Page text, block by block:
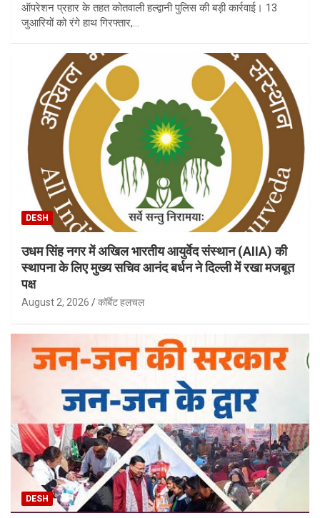
ऑपरेशन प्रहार के तहत कोतवाली हल्द्वानी पुलिस की बड़ी कार्रवाई। 13
जुआरियों को रंगे हाथ गिरफ्तार,…
DESH
उधम सिंह नगर में अखिल भारतीय आयुर्वेद संस्थान (AIIA) की
स्थापना के लिए मुख्य सचिव आनंद बर्धन ने दिल्ली में रखा मजबूत
पक्ष
August 2, 2026 कॉर्बेट हलचल
DESH